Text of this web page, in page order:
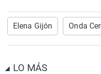
Elena Gijón Onda
LO MÁS